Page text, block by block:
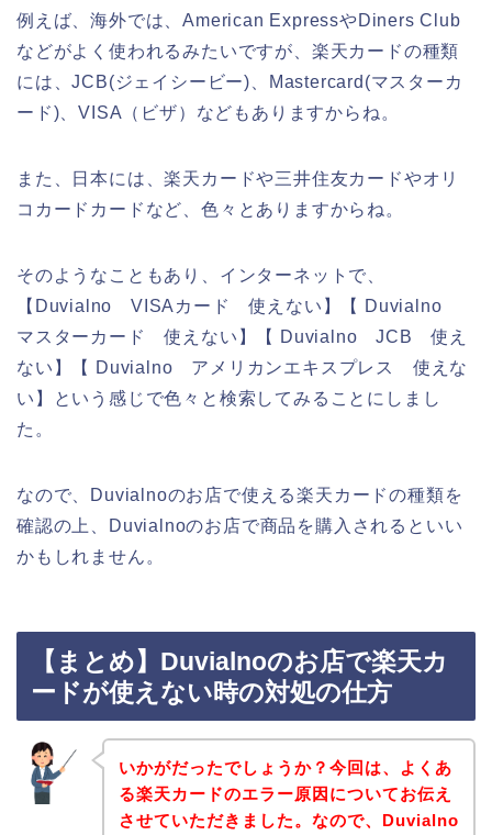
例えば、海外では、American ExpressやDiners Club
などがよく使われるみたいですが、楽天カードの種類
には、JCB(ジェイシービー)、Mastercard(マスターカ
ード)、VISA（ビザ）などもありますからね。
また、日本には、楽天カードや三井住友カードやオリ
コカードカードなど、色々とありますからね。
そのようなこともあり、インターネットで、
【Duvialno VISAカード 使えない】【 Duvialno
マスターカード 使えない】【 Duvialno JCB 使え
ない】【 Duvialno アメリカンエキスプレス 使えな
い】という感じで色々と検索してみることにしまし
た。
なので、Duvialnoのお店で使える楽天カードの種類を
確認の上、Duvialnoのお店で商品を購入されるといい
かもしれません。
【まとめ】Duvialnoのお店で楽天カ
ードが使えない時の対処の仕方
いかがだったでしょうか？今回は、よくあ
る楽天カードのエラー原因についてお伝え
させていただきました。なので、Duvialno